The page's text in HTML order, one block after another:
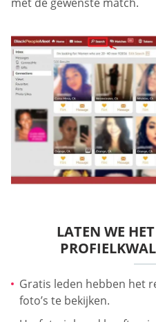
LATEN WE
Gratis leden hebben het
foto’s te bekijken.